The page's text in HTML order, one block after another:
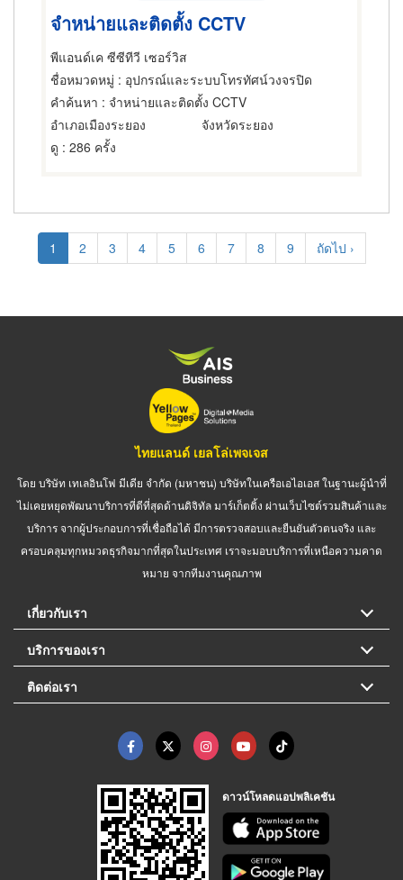
จำหน่ายและติดตั้ง CCTV
พีแอนด์เค ซีซีทีวี เซอร์วิส
ชื่อหมวดหมู่ : อุปกรณ์และระบบโทรทัศน์วงจรปิด
คำค้นหา : จำหน่ายและติดตั้ง CCTV
อำเภอเมืองระยอง
จังหวัดระยอง
ดู : 286 ครั้ง
Pagination
Current
page
1 Page
2 Page
3 Page
4 Page
5 Page
6 Page
7 Page
8 Page
9
Next
page
ถัดไป ›
ไทยแลนด์ เยลโล่เพจเจส
โดย บริษัท เทเลอินโฟ มีเดีย จำกัด (มหาชน) บริษัทในเครือเอไอเอส ในฐานะผู้นำที่
ไม่เคยหยุดพัฒนาบริการที่ดีที่สุดด้านดิจิทัล มาร์เก็ตติ้ง ผ่านเว็บไซต์รวมสินค้าและ
บริการ จากผู้ประกอบการที่เชื่อถือได้ มีการตรวจสอบและยืนยันตัวตนจริง และ
ครอบคลุมทุกหมวดธุรกิจมากที่สุดในประเทศ เราจะมอบบริการที่เหนือความคาด
หมาย จากทีมงานคุณภาพ
เกี่ยวกับเรา
บริการของเรา
ติดต่อเรา
ดาวน์โหลดแอปพลิเคชัน